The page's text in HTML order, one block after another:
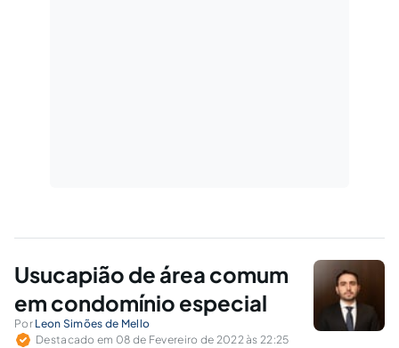
Usucapião de área comum
em condomínio especial
Por Leon Simões de Mello
Destacado em 08 de Fevereiro de 2022 às 22:25